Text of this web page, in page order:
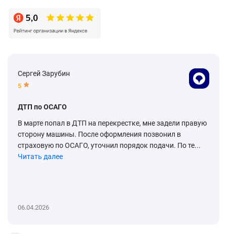
Сергей Зарубин
5
ДТП по ОСАГО
В марте попал в ДТП на перекрестке, мне задели правую
сторону машины. После оформления позвонил в
страховую по ОСАГО, уточнил порядок подачи. По те...
Читать далее
06.04.2026